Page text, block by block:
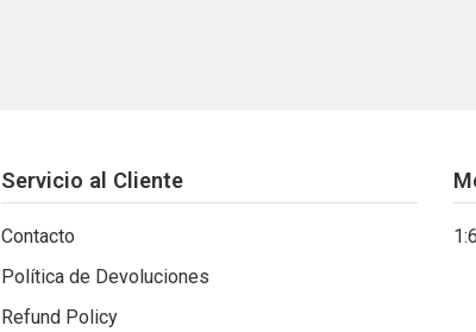
Servicio al Cliente
Contacto
Política de Devoluciones
Refund Policy